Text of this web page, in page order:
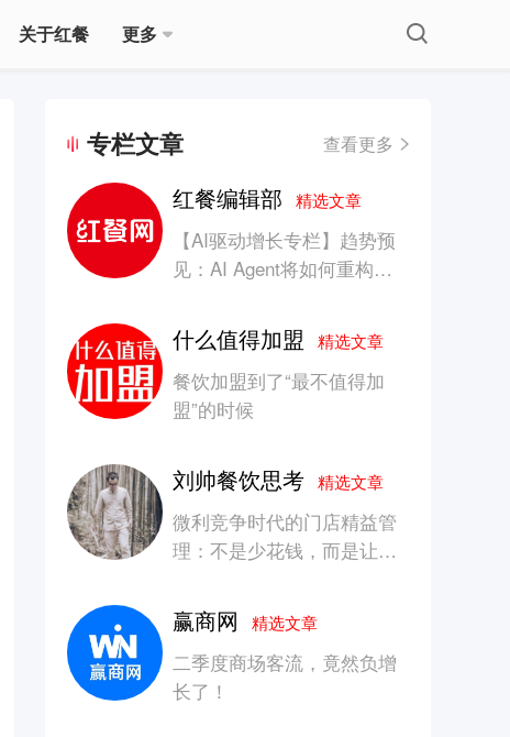
关于红餐 更多
专栏文章 查看更多
红餐编辑部精选文章
【AI驱动增长专栏】趋势预
见：AI Agent将如何重构消
什么值得加盟精选文章
餐饮加盟到了“最不值得加
盟”的时候
刘帅餐饮思考精选文章
微利竞争时代的门店精益管
理：不是少花钱，而是让每
赢商网精选文章
二季度商场客流，竟然负增
长了！